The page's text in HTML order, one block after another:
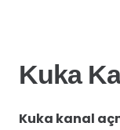
Kuka
Kuka kanal